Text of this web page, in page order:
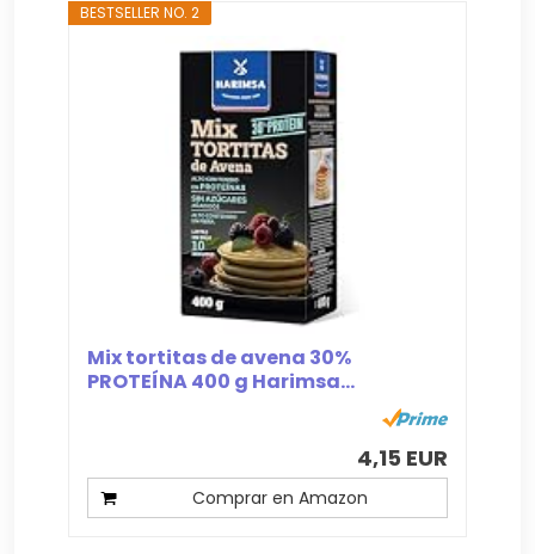
BESTSELLER NO. 2
Mix tortitas de avena 30%
PROTEÍNA 400 g Harimsa...
4,15 EUR
Comprar en Amazon